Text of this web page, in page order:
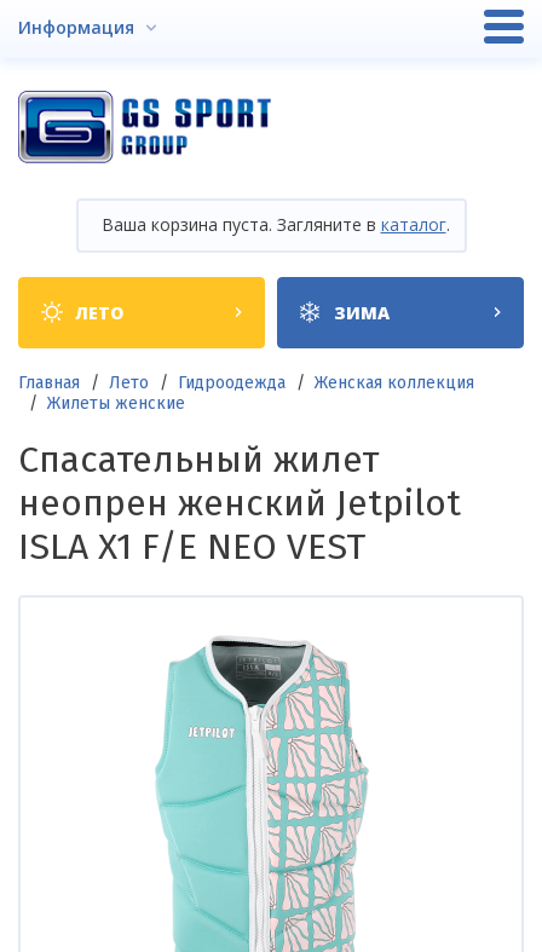
Информация
Ваша корзина пуста. Загляните в каталог.
Shop
categories
ЛЕТО ЗИМА
Строка
навигации
Главная Лето Гидроодежда
Женская коллекция
Жилеты женские
Спасательный жилет
неопрен женский Jetpilot
ISLA X1 F/E NEO VEST